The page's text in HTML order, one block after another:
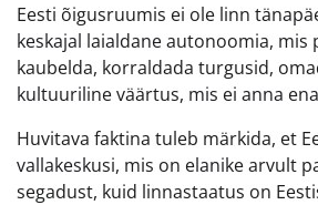
Eesti õigusruumis ei ole linn
keskajal laialdane autonoomia,
kaubelda, korraldada turgusid,
kultuuriline väärtus, mis ei anna
Huvitava faktina tuleb märkida, et
vallakeskusi, mis on elanike arvult
segadust, kuid linnastaatus on